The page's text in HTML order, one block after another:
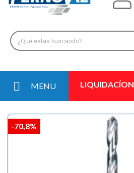
MENU LIQUIDACÍON
-70,8%